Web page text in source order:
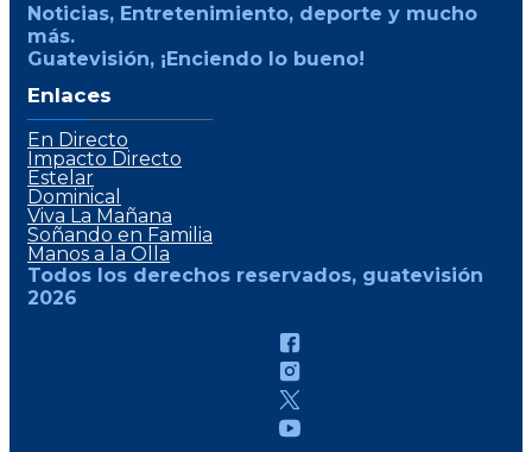
Noticias, Entretenimiento, deporte y mucho
más.
Guatevisión, ¡Enciendo lo bueno!
Enlaces
En Directo
Impacto Directo
Estelar
Dominical
Viva La Mañana
Soñando en Familia
Manos a la Olla
Todos los derechos reservados, guatevisión
2026